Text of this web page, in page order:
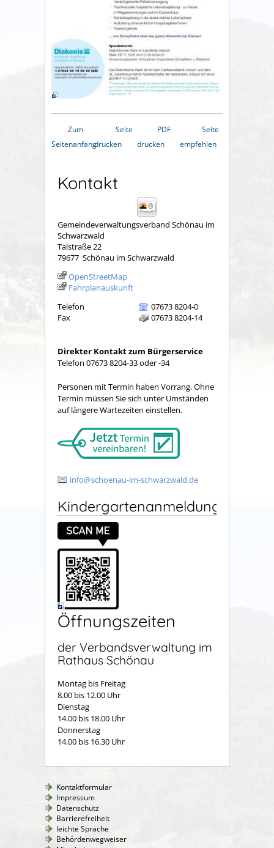
Zum
Seitenanfang
Seite
drucken
PDF
drucken
Seite
empfehlen
Kontakt
Gemeindeverwaltungsverband Schönau im
Schwarzwald
Talstraße 22
79677 Schönau im Schwarzwald
OpenStreetMap
Fahrplanauskunft
Telefon
07673 8204-0
Fax
07673 8204-14
Direkter Kontakt zum Bürgerservice
Telefon 07673 8204-33 oder -34
Personen mit Termin haben Vorrang. Ohne
Termin müssen Sie sich unter Umständen
auf längere Wartezeiten einstellen.
info@schoenau-im-schwarzwald.de
Kindergartenanmeldung
Öffnungszeiten
der Verbandsverwaltung im
Rathaus Schönau
Montag bis Freitag
8.00 bis 12.00 Uhr
Dienstag
14.00 bis 18.00 Uhr
Donnerstag
14.00 bis 16.30 Uhr
Kontaktformular
Impressum
Datenschutz
Barrierefreiheit
leichte Sprache
Behördenwegweiser